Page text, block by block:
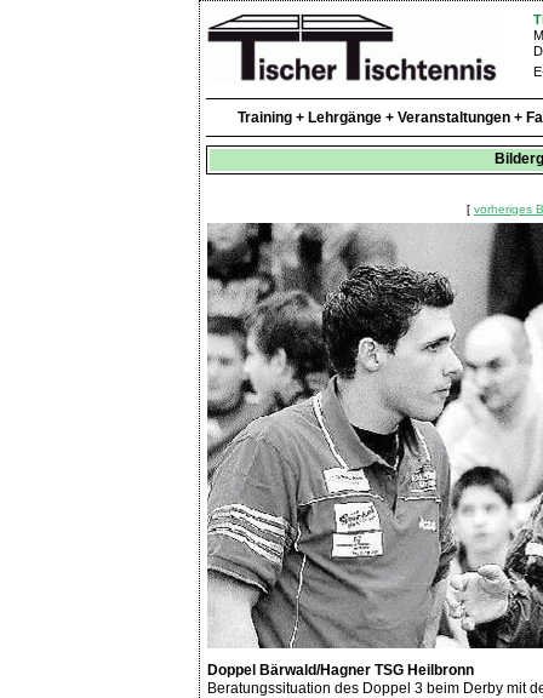
Training + Lehrgänge + Veranstaltungen +
[ vorheriges
Doppel Bärwald/Hagner TSG Heilbronn
Beratungssituation des Doppel 3 beim Derby mit